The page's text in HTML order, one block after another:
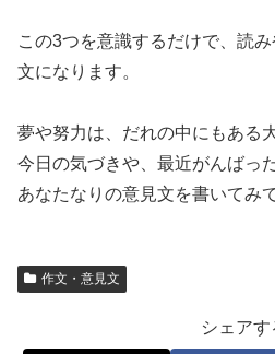
この3つを意識するだけで、読
文になります。
夢や努力は、だれの中にもある
今日の気づきや、最近がんばっ
あなたなりの意見文を書いてみ
作文・意見文
シェアす